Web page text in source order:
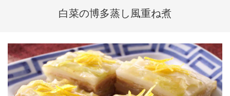
白菜の博多蒸し風重ね煮